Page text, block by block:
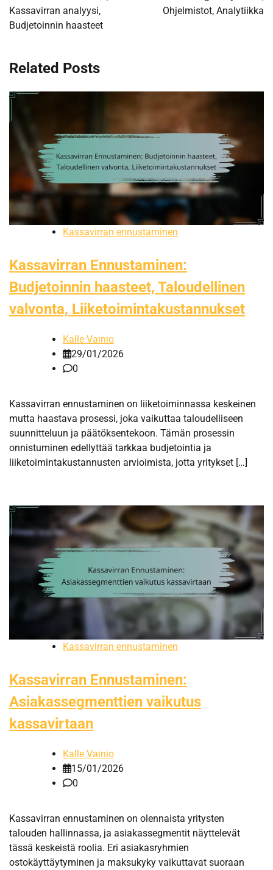
Kassavirran analyysi,
Budjetoinnin haasteet
Ohjelmistot, Analytiikka
Related Posts
Kassavirran ennustaminen
Kassavirran Ennustaminen:
Budjetoinnin haasteet, Taloudellinen
valvonta, Liiketoimintakustannukset
Kalle Vainio
29/01/2026
0
Kassavirran ennustaminen on liiketoiminnassa keskeinen
mutta haastava prosessi, joka vaikuttaa taloudelliseen
suunnitteluun ja päätöksentekoon. Tämän prosessin
onnistuminen edellyttää tarkkaa budjetointia ja
liiketoimintakustannusten arvioimista, jotta yritykset […]
Kassavirran ennustaminen
Kassavirran Ennustaminen:
Asiakassegmenttien vaikutus
kassavirtaan
Kalle Vainio
15/01/2026
0
Kassavirran ennustaminen on olennaista yritysten
talouden hallinnassa, ja asiakassegmentit näyttelevät
tässä keskeistä roolia. Eri asiakasryhmien
ostokäyttäytyminen ja maksukyky vaikuttavat suoraan